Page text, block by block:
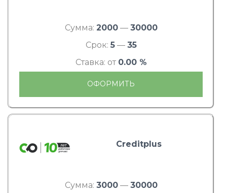
Сумма: 2000— 30000
Срок: 5— 35
Ставка: от 0.00 %
ОФОРМИТЬ
Creditplus
Сумма: 3000— 30000